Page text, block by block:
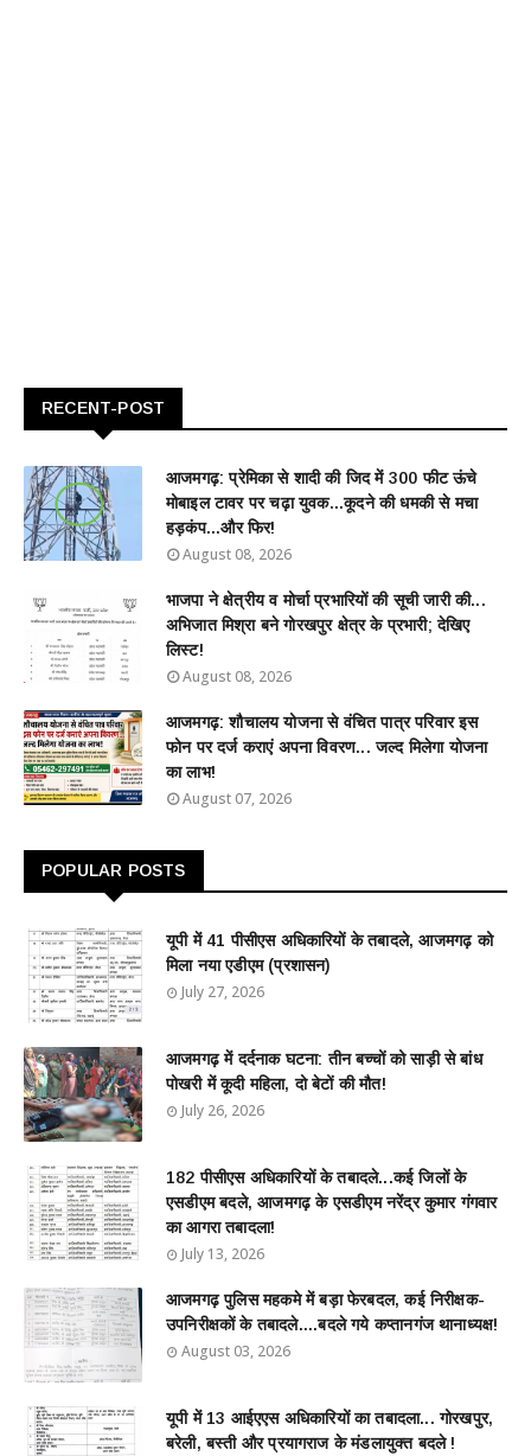
RECENT-POST
आजमगढ़: प्रेमिका से शादी की जिद में 300 फीट ऊंचे
मोबाइल टावर पर चढ़ा युवक...कूदने की धमकी से मचा
हड़कंप...और फिर!
August 08, 2026
भाजपा ने क्षेत्रीय व मोर्चा प्रभारियों की सूची जारी की...
अभिजात मिश्रा बने गोरखपुर क्षेत्र के प्रभारी; देखिए
लिस्ट!
August 08, 2026
आजमगढ़: शौचालय योजना से वंचित पात्र परिवार इस
फोन पर दर्ज कराएं अपना विवरण... जल्द मिलेगा योजना
का लाभ!
August 07, 2026
POPULAR POSTS
यूपी में 41 पीसीएस अधिकारियों के तबादले, आजमगढ़ को
मिला नया एडीएम (प्रशासन)
July 27, 2026
आजमगढ़ में दर्दनाक घटना: तीन बच्चों को साड़ी से बांध
पोखरी में कूदी महिला, दो बेटों की मौत!
July 26, 2026
182 पीसीएस अधिकारियों के तबादले...कई जिलों के
एसडीएम बदले, आजमगढ़ के एसडीएम नरेंद्र कुमार गंगवार
का आगरा तबादला!
July 13, 2026
आजमगढ़ पुलिस महकमे में बड़ा फेरबदल, कई निरीक्षक-
उपनिरीक्षकों के तबादले....बदले गये कप्तानगंज थानाध्यक्ष!
August 03, 2026
यूपी में 13 आईएएस अधिकारियों का तबादला... गोरखपुर,
बरेली, बस्ती और प्रयागराज के मंडलायुक्त बदले !